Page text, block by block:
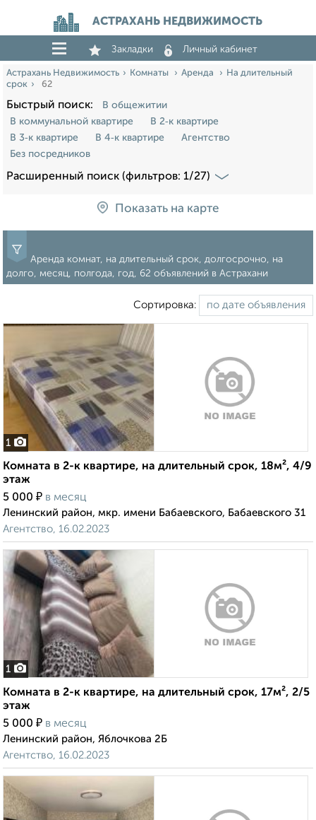
АСТРАХАНЬ НЕДВИЖИМОСТЬ
Закладки Личный кабинет
Астрахань Недвижимость Комнаты Аренда
На длительный
срок
62
Быстрый поиск:
В общежитии
В коммунальной квартире
В 2‑к квартире
В 3‑к квартире
В 4‑к квартире
Агентство
Без посредников
Расширенный поиск (фильтров: 1/27)
Показать на карте
Аренда комнат, на длительный срок, долгосрочно, на
долго, месяц, полгода, год, 62 объявлений в Астрахани
Сортировка:
1
Комната в 2-к квартире, на длительный срок, 18м², 4/9
этаж
5 000 ₽ в месяц
Ленинский район, мкр. имени Бабаевского, Бабаевского 31
Агентство, 16.02.2023
1
Комната в 2-к квартире, на длительный срок, 17м², 2/5
этаж
5 000 ₽ в месяц
Ленинский район, Яблочкова 2Б
Агентство, 16.02.2023